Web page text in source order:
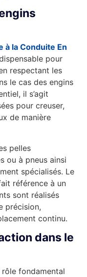
à la Conduite En
pour
respectant les
le cas des engins
il s’agit
pour creuser,
de manière
pelles
ou à pneus ainsi
spécialisés. Le
référence à un
sont réalisés
précision,
continu.
dans le
rôle fondamental